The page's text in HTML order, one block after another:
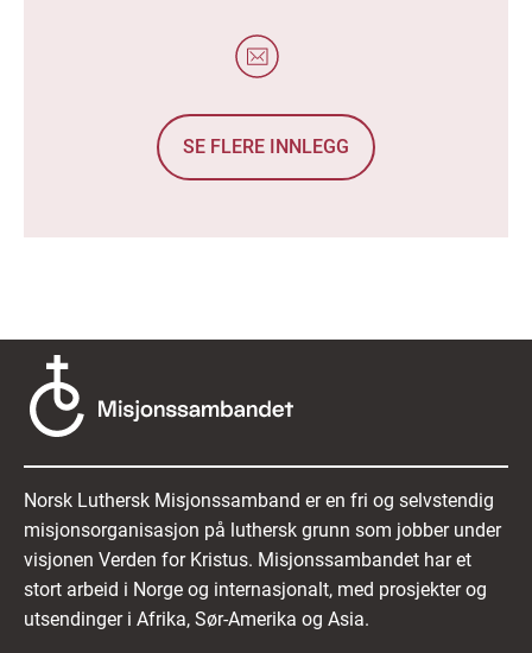
SE FLERE INNLEGG
Norsk Luthersk Misjonssamband er en fri og selvstendig
misjonsorganisasjon på luthersk grunn som jobber under
visjonen Verden for Kristus. Misjonssambandet har et
stort arbeid i Norge og internasjonalt, med prosjekter og
utsendinger i Afrika, Sør-Amerika og Asia.